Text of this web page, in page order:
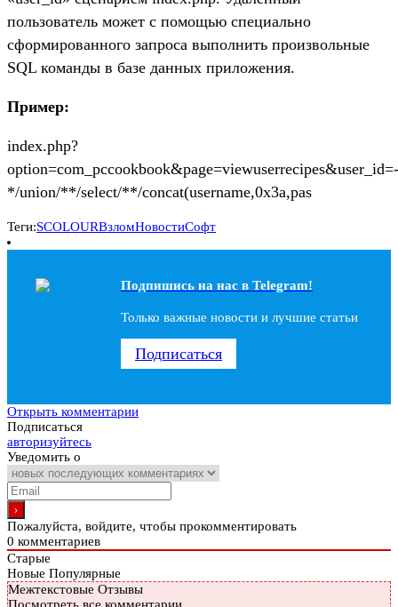
пользователь может с помощью специально
сформированного запроса выполнить произвольные
SQL команды в базе данных приложения.
Пример:
index.php?
*/union/**/select/**/concat(username,0x3a,pas
Теги:SCOLOURВзломНовостиСофт
Подпишись на наc в Telegram!
Только важные новости и лучшие статьи
Подписаться
Открыть комментарии
Подписаться
авторизуйтесь
Уведомить о
Пожалуйста, войдите, чтобы прокомментировать
0 комментариев
Старые
Новые Популярные
Межтекстовые Отзывы